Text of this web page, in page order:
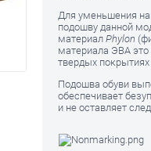
Для уменьшения
подошву данной
материал Phylon
материала ЭВА
твердых
Подошва обуви
обеспечивает
и не оставляет